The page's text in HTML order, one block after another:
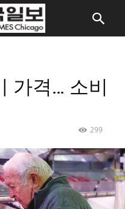
가격… 소비
299